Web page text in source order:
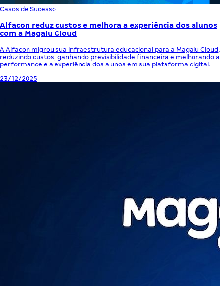
Casos de Sucesso
Alfacon reduz custos e melhora a experiência dos alunos
com a Magalu Cloud
A Alfacon migrou sua infraestrutura educacional para a Magalu Cloud,
reduzindo custos, ganhando previsibilidade financeira e melhorando a
performance e a experiência dos alunos em sua plataforma digital.
23/12/2025